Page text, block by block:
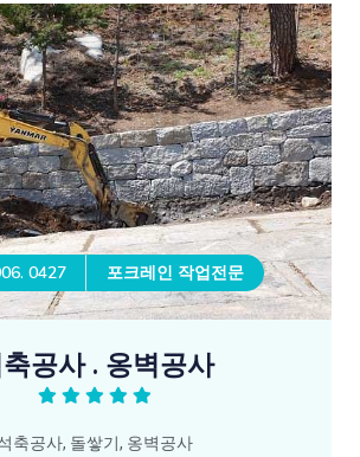
0427 포크레인 작업전문
공사 . 옹벽공사
축공사, 돌쌓기, 옹벽공사